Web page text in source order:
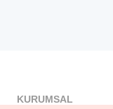
KURUMSAL